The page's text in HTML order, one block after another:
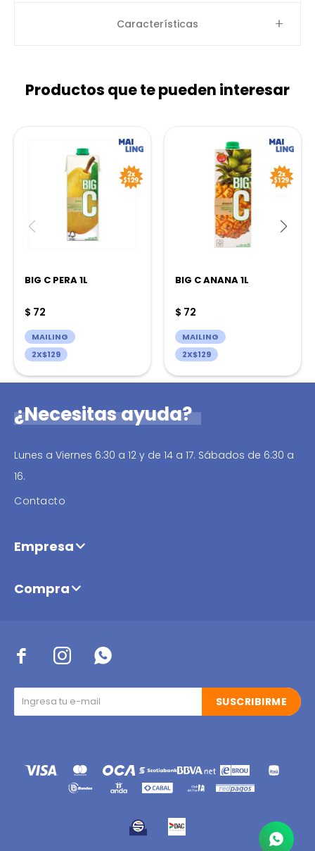
Características
Productos que te pueden interesar
BIG C PERA 1L
$ 72
MAILING
2X$129
BIG C ANANA 1L
$ 72
MAILING
2X$129
  
SUSCRIBIRME
¿Necesitas ayuda?
Lunes a Viernes 6:30 a 12 y de 14 a 17. Sábados de 6:30 a
16.
Contacto
Empresa
Compra